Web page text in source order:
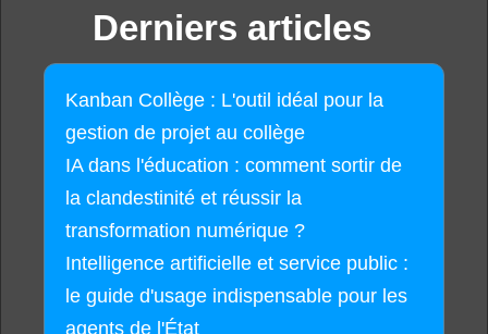
Derniers articles
Kanban Collège : L'outil idéal pour la
gestion de projet au collège
IA dans l'éducation : comment sortir de
la clandestinité et réussir la
transformation numérique ?
Intelligence artificielle et service public :
le guide d'usage indispensable pour les
agents de l'État